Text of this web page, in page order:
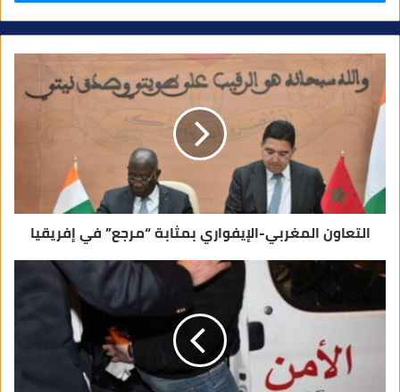
ا
إ
ل
ك
ي
التعاون المغربي-الإيفواري بمثابة “مرجع” في إفريقيا